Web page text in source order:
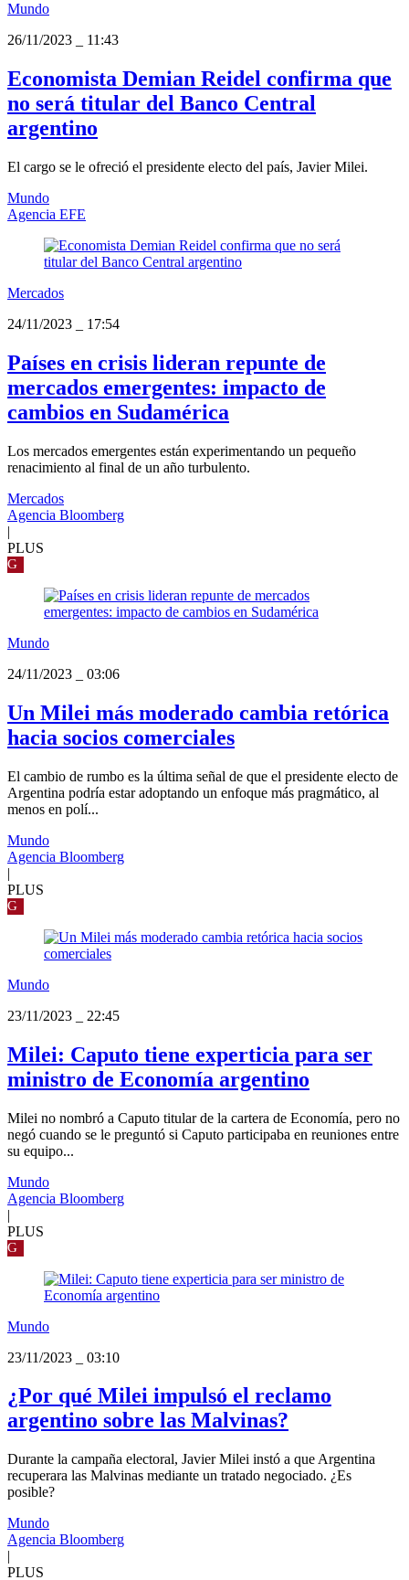
Mundo
26/11/2023
11:43
Economista Demian Reidel confirma que
no será titular del Banco Central
argentino
El cargo se le ofreció el presidente electo del país, Javier Milei.
Mundo
Agencia EFE
Mercados
24/11/2023
17:54
Países en crisis lideran repunte de
mercados emergentes: impacto de
cambios en Sudamérica
Los mercados emergentes están experimentando un pequeño
renacimiento al final de un año turbulento.
Mercados
Agencia Bloomberg
|
PLUS
G
Mundo
24/11/2023
03:06
Un Milei más moderado cambia retórica
hacia socios comerciales
El cambio de rumbo es la última señal de que el presidente electo de
Argentina podría estar adoptando un enfoque más pragmático, al
menos en polí...
Mundo
Agencia Bloomberg
|
PLUS
G
Mundo
23/11/2023
22:45
Milei: Caputo tiene experticia para ser
ministro de Economía argentino
Milei no nombró a Caputo titular de la cartera de Economía, pero no
negó cuando se le preguntó si Caputo participaba en reuniones entre
su equipo...
Mundo
Agencia Bloomberg
|
PLUS
G
Mundo
23/11/2023
03:10
¿Por qué Milei impulsó el reclamo
argentino sobre las Malvinas?
Durante la campaña electoral, Javier Milei instó a que Argentina
recuperara las Malvinas mediante un tratado negociado. ¿Es
posible?
Mundo
Agencia Bloomberg
|
PLUS